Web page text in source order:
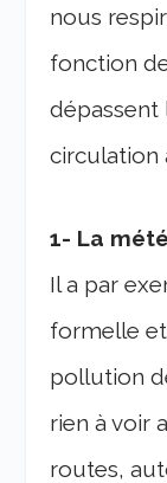
nous
fonction
dépassent
circulation
1- La
Il a par
formelle
pollution
rien à voir
routes,